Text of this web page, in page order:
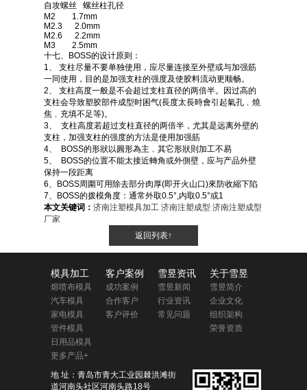
自攻螺丝 螺丝柱孔径
M2 1.7mm
M2.3 2.0mm
M2.6 2.2mm
M3 2.5mm
十七、BOSS的设计原则：
1、 支柱尽量不要单独使用，应尽量连接至外壁或与加强筋
一同使用，目的是加强支柱的强度及使胶料流动更顺畅。
2、 支柱高度一般是不会超过支柱直径的两倍半。因过高的
支柱会导致塑胶部件成型时困气(長度太長時會引起氣孔﹐燒
焦﹐充填不足等)。
3、 支柱高度若超过支柱直径的两倍半，尤其是远离外壁的
支柱，加强支柱的强度的方法是使用加强筋
4、 BOSS的形狀以圓形為主﹐其它形狀則加工不易
5、 BOSS的位置不能太接近轉角或外側壁，应与产品外壁
保持一段距离
6、BOSS周圍可用除去部分肉厚(即开火山口)來防收縮下陷
7、BOSS的拨模角度：通常外取0.5°,内取0.5°或1
本文关键词： 济南注塑模具加工 济南注塑成型 济南注塑成型
厂家
返回列表↑
模具加工
熔喷布模具
汽车模具
家电模具
管件模具
日用品模具
更多产品+
客户案例
成功案例
合作客户
客户评价
雪昱资讯
雪昱新闻
行业资讯
常见问题
关于雪昱
雪昱简介
企业文化
组织架构
荣誉资质
地 址：青岛市青大工业园棘洪滩街
道河南头社区河南头路18号